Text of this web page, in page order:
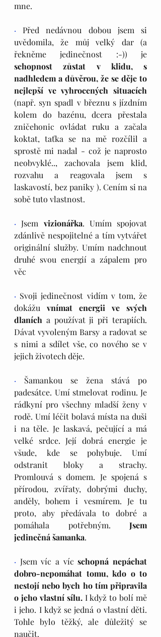
mne.
· Před nedávnou dobou jsem si
uvědomila, že můj velký dar (a
schopnost zůstat v klidu, s
nadhledem a důvěrou, že se děje to
(např. syn spadl v březnu s jízdním
kolem do bazénu, dcera přestala
zničehonic ovládat ruku a začala
koktat, taťka se na mě rozčílil a
sprostě mi nadal - což je naprosto
neobvyklé.., zachovala jsem klid,
rozvahu a reagovala jsem s
laskavostí, bez paniky ). Cením si na
sobě tuto vlastnost.
· Jsem vizionářka. Umím spojovat
zdánlivě nespojitelné a tím vytvářet
originální služby. Umím nadchnout
druhé svou energií a zápalem pro
věc
· Svoji jedinečnost vidím v tom, že
dokážu vnímat energii ve svých
dlaních a používat ji při terapiích.
Dávat vyvoleným Barsy a radovat se
s nimi a sdílet vše, co nového se v
jejich životech děje.
· Šamankou se žena stává po
padesátce. Umí stmelovat rodinu. Je
rádkyní pro všechny mladší ženy v
rodě. Umí léčit bolavá místa na duši
i na těle. Je laskavá, pečující a má
velké srdce. Její dobrá energie je
všude, kde se pohybuje. Umí
odstranit bloky a strachy.
Promlouvá s domem. Je spojená s
přírodou, zvířaty, dobrými duchy,
anděly, bohem i vesmírem. Je tu
proto, aby předávala to dobré a
pomáhala potřebným. Jsem
jedinečná šamanka.
· Jsem víc a víc schopná nepáchat
dobro-nepomáhat tomu, kdo o to
nestojí nebo bych ho tím připravila
o jeho vlastní sílu. I když to bolí mě
i jeho. I když se jedná o vlastní děti.
Tohle bylo těžký, ale důležitý se
naučit.